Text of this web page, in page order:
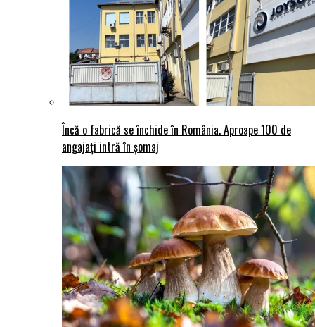
Încă o fabrică se închide în România. Aproape 100 de
angajați intră în șomaj